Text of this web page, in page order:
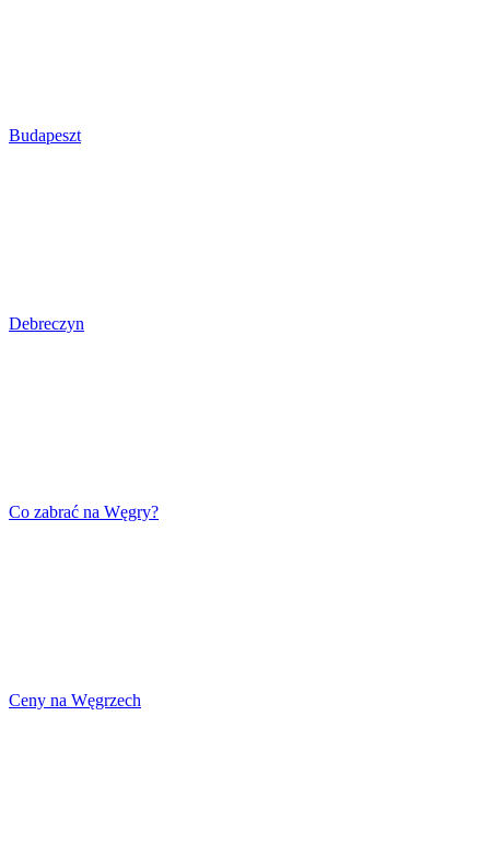
Budapeszt
Debreczyn
Co zabrać na Węgry?
Ceny na Węgrzech